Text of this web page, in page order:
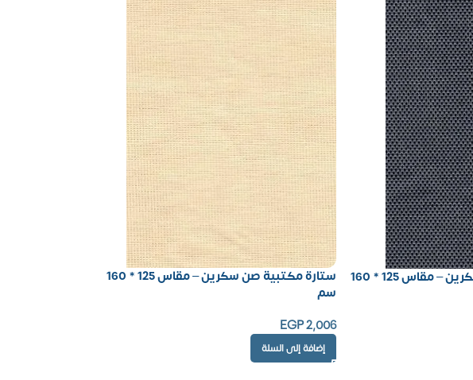
ستارة مكتبية صن سكرين – مقاس 125 * 160
ستارة مكتبية صن سكرين – مقاس 125 * 160
سم
EGP2,006
إضافة إلى السلة